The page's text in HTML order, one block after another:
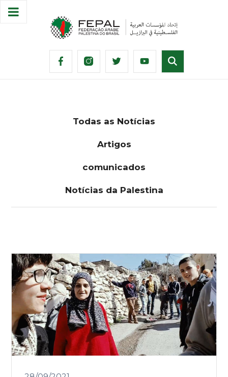
Todas as Notícias
Artigos
comunicados
Notícias da Palestina